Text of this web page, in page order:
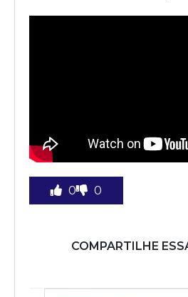
0 0
COMPARTILHE